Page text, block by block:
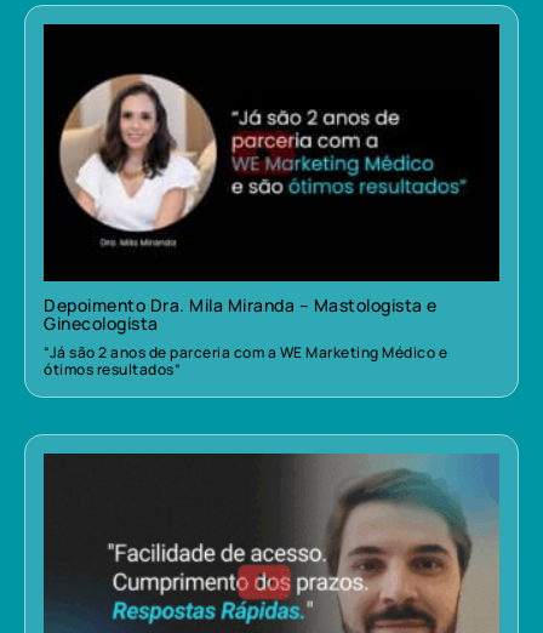
Depoimento Dra. Mila Miranda – Mastologista e
Ginecologista
“Já são 2 anos de parceria com a WE Marketing Médico e
ótimos resultados”